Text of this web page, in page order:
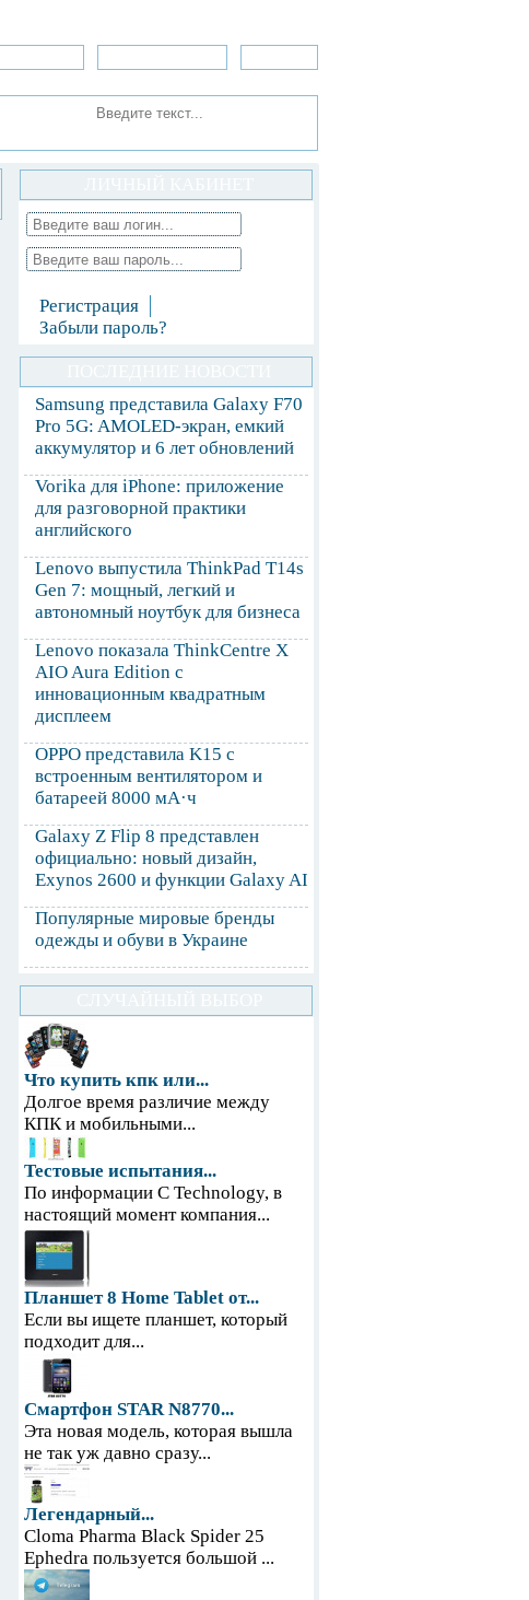
Регистрация
Забыли пароль?
Samsung представила Galaxy F70
Pro 5G: AMOLED-экран, емкий
аккумулятор и 6 лет обновлений
Vorika для iPhone: приложение
для разговорной практики
английского
Lenovo выпустила ThinkPad T14s
Gen 7: мощный, легкий и
автономный ноутбук для бизнеса
Lenovo показала ThinkCentre X
AIO Aura Edition с
инновационным квадратным
дисплеем
OPPO представила K15 с
встроенным вентилятором и
батареей 8000 мА·ч
Galaxy Z Flip 8 представлен
официально: новый дизайн,
Exynos 2600 и функции Galaxy AI
Популярные мировые бренды
одежды и обуви в Украине
Что купить кпк или...
Долгое время различие между
КПК и мобильными...
Тестовые испытания...
По информации С Technology, в
настоящий момент компания...
Планшет 8 Home Tablet от...
Если вы ищете планшет, который
подходит для...
Смартфон STAR N8770...
Эта новая модель, которая вышла
не так уж давно сразу...
Легендарный...
Cloma Pharma Black Spider 25
Ephedra пользуется большой ...